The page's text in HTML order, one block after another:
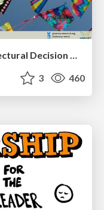
3 460